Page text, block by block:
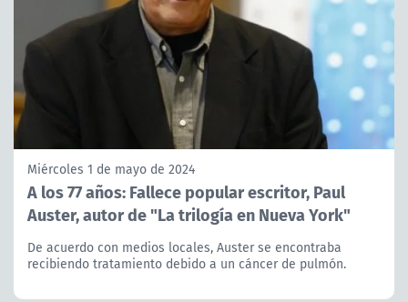
Miércoles 1 de mayo de 2024
A los 77 años: Fallece popular escritor, Paul
Auster, autor de "La trilogía en Nueva York"
De acuerdo con medios locales, Auster se encontraba
recibiendo tratamiento debido a un cáncer de pulmón.